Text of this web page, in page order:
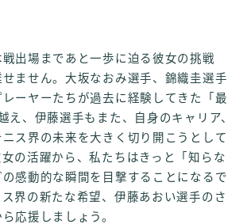
出場まであと一歩に迫る彼女の挑戦
ません。大坂なおみ選手、錦織圭選手
レーヤーたちが過去に経験してきた「最
え、伊藤選手もまた、自身のキャリア、
ス界の未来を大きく切り開こうとして
の活躍から、私たちはきっと「知らな
感動的な瞬間を目撃することになるで
界の新たな希望、伊藤あおい選手のさ
応援しましょう。